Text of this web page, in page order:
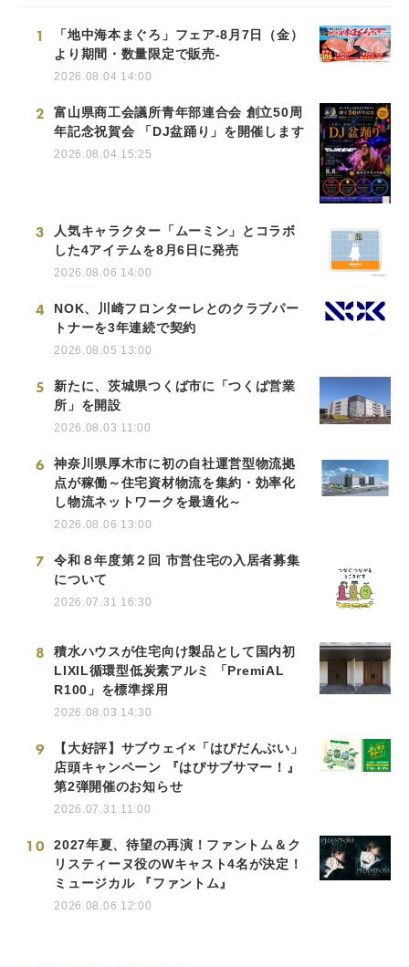
1
「地中海本まぐろ」フェア-8月7日（金）
より期間・数量限定で販売-
2026.08.04 14:00
2
富山県商工会議所青年部連合会 創立50周
年記念祝賀会 「DJ盆踊り」を開催します
2026.08.04 15:25
3
人気キャラクター「ムーミン」とコラボ
した4アイテムを8月6日に発売
2026.08.06 14:00
4
NOK、川崎フロンターレとのクラブパー
トナーを3年連続で契約
2026.08.05 13:00
5
新たに、茨城県つくば市に「つくば営業
所」を開設
2026.08.03 11:00
6
神奈川県厚木市に初の自社運営型物流拠
点が稼働～住宅資材物流を集約・効率化
し物流ネットワークを最適化～
2026.08.06 13:00
7
令和８年度第２回 市営住宅の入居者募集
について
2026.07.31 16:30
8
積水ハウスが住宅向け製品として国内初
LIXIL循環型低炭素アルミ 「PremiAL
R100」を標準採用
2026.08.03 14:30
9
【大好評】サブウェイ×「はぴだんぶい」
店頭キャンペーン 『はぴサブサマー！』
第2弾開催のお知らせ
2026.07.31 11:00
10
2027年夏、待望の再演！ファントム＆ク
リスティーヌ役のWキャスト4名が決定！
ミュージカル 『ファントム』
2026.08.06 12:00